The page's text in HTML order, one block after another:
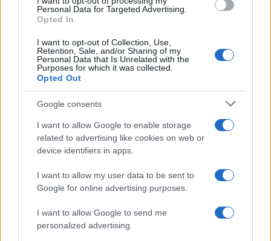
consent section.
Personal Data for Targeted Advertising.
Opted In
I want to opt-out of Collection, Use,
Retention, Sale, and/or Sharing of my
Personal Data that Is Unrelated with the
Purposes for which it was collected.
Opted Out
Google consents
I want to allow Google to enable storage
related to advertising like cookies on web or
device identifiers in apps.
I want to allow my user data to be sent to
Google for online advertising purposes.
I want to allow Google to send me
personalized advertising.
tutte le info 2026
Caldo intenso, poi temporali e
grandine: cosa indicano le previsioni
meteo per Agosto
Presto tutti avranno un motivo in più
per scegliere l’Italia: cosa sta per
accadere